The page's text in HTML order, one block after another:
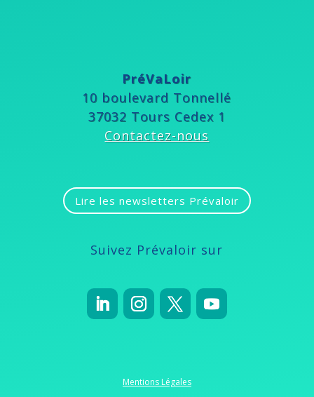
PréVaLoir
10 boulevard Tonnellé
37032 Tours Cedex 1
Contactez-nous
Lire les newsletters Prévaloir
Suivez Prévaloir sur
Mentions Légales